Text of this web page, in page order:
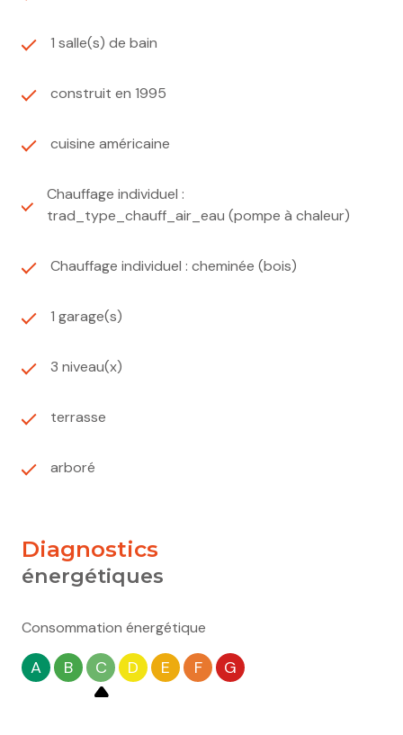
1 salle(s) de bain
construit en 1995
cuisine américaine
Chauffage individuel :
trad_type_chauff_air_eau (pompe à chaleur)
Chauffage individuel : cheminée (bois)
1 garage(s)
3 niveau(x)
terrasse
arboré
diagnostics
énergétiques
Consommation énergétique
A B C D E F G